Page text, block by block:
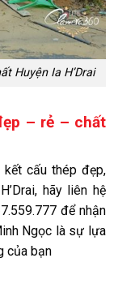
Huyện Ia H’Drai
– rẻ – chất
kết cấu thép đẹp,
hãy liên hệ
để nhận
Ngọc là sự lựa
của bạn